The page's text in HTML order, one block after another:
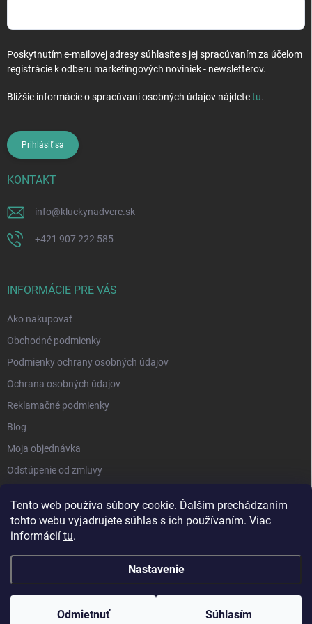
Tento web používa súbory cookie. Ďalším prechádzaním
tohto webu vyjadrujete súhlas s ich používaním. Viac
informácií tu.
Nastavenie
Odmietnuť Súhlasím
Poskytnutím e-mailovej adresy súhlasíte s jej spracúvaním za účelom
registrácie k odberu marketingových noviniek - newsletterov.
Bližšie informácie o spracúvaní osobných údajov nájdetetu.
Prihlásiť sa
KONTAKT
info@kluckynadvere.sk
+421 907 222 585
INFORMÁCIE PRE VÁS
Ako nakupovať
Obchodné podmienky
Podmienky ochrany osobných údajov
Ochrana osobných údajov
Reklamačné podmienky
Blog
Moja objednávka
Odstúpenie od zmluvy
Copyright 2026Kluckynadvere.sk. Všetky práva vyhradené.Upraviť